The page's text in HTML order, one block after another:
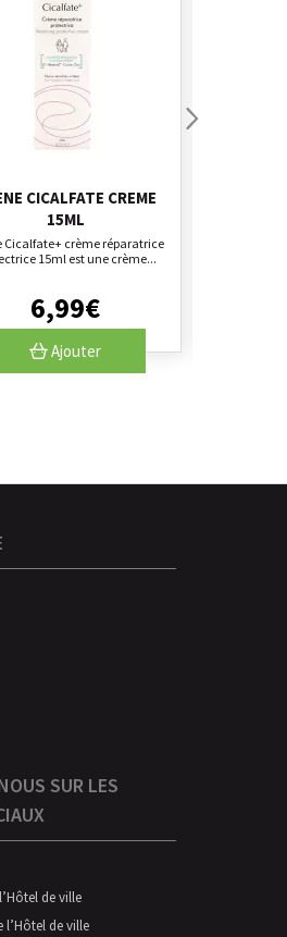
CICALFATE CREME
15ML
Cicalfate+ crème réparatrice
15ml est une crème...
6,99€
Ajouter
SUR LES
de ville
l’Hôtel de ville